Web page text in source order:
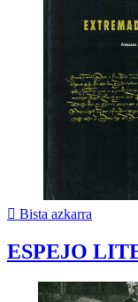
 Bista azkarra
ESPEJO